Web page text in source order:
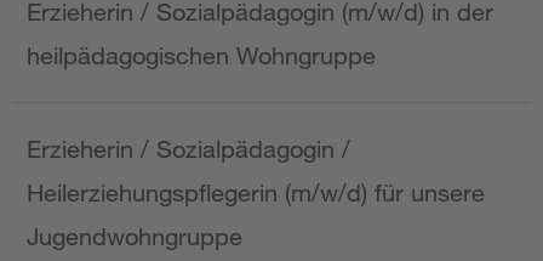
Erzieherin / Sozialpädagogin (m/w/d) in der
heilpädagogischen Wohngruppe
Erzieherin / Sozialpädagogin /
Heilerziehungspflegerin (m/w/d) für unsere
Jugendwohngruppe